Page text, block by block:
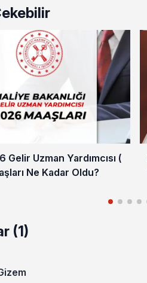
Gelir Uzman Yardımcısı (
Ne Kadar Oldu?
(1)